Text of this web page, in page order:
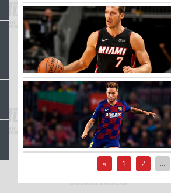
« 1 2 ...